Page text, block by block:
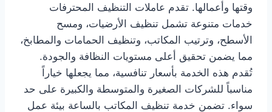
وقتها وأعمالها. تقدم عاملات التنظيف المحترفات
خدمات متنوعة تشمل تنظيف الأرضيات، ومسح
الأسطح، وترتيب المكاتب، وتنظيف الحمامات والمطابخ،
مما يضمن تحقيق أعلى مستويات النظافة والجودة.
تُقدم هذه الخدمة بأسعار تنافسية، مما يجعلها خياراً
مناسباً للشركات الصغيرة والمتوسطة والكبيرة على حد
سواء. تضمن خدمة تنظيف المكاتب بالساعة بيئة عمل